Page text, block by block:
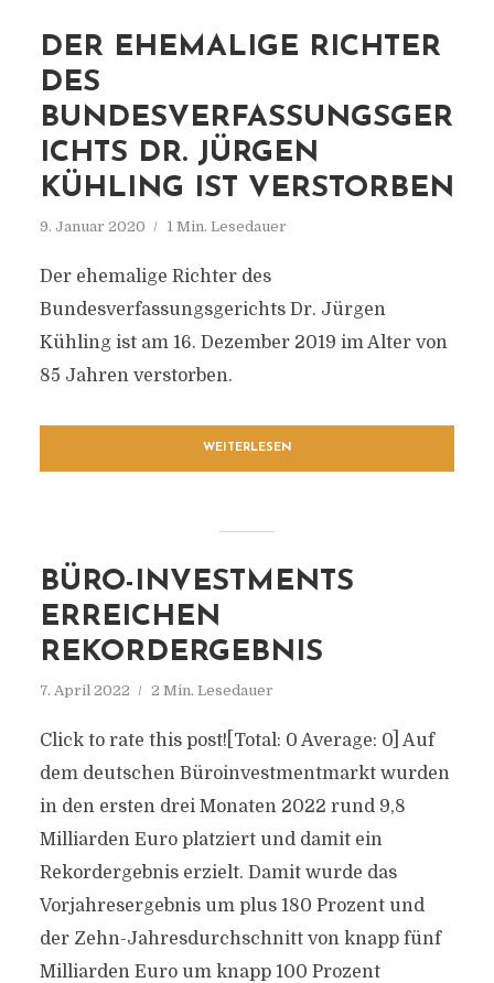
DER EHEMALIGE RICHTER
DES
BUNDESVERFASSUNGSGER
ICHTS DR. JÜRGEN
KÜHLING IST VERSTORBEN
9. Januar 2020 1 Min. Lesedauer
Der ehemalige Richter des
Bundesverfassungsgerichts Dr. Jürgen
Kühling ist am 16. Dezember 2019 im Alter von
85 Jahren verstorben.
WEITERLESEN
BÜRO-INVESTMENTS
ERREICHEN
REKORDERGEBNIS
7. April 2022 2 Min. Lesedauer
Click to rate this post![Total: 0 Average: 0] Auf
dem deutschen Büroinvestmentmarkt wurden
in den ersten drei Monaten 2022 rund 9,8
Milliarden Euro platziert und damit ein
Rekordergebnis erzielt. Damit wurde das
Vorjahresergebnis um plus 180 Prozent und
der Zehn-Jahresdurchschnitt von knapp fünf
Milliarden Euro um knapp 100 Prozent